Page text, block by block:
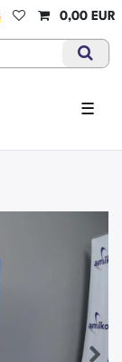
0,00 EUR
☰